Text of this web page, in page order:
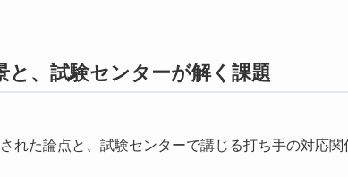
と、試験センターが解く課題
れた論点と、試験センターで講じる打ち手の対応関